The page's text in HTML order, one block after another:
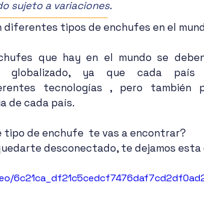
tipos de enchufes en el
que hay en el mundo se
globalizado, ya que cada país
tecnologías , pero también
de cada país.
tipo de enchufe  te vas a encontrar?
desconectado, te dejamos esta
sujeto a variaciones.